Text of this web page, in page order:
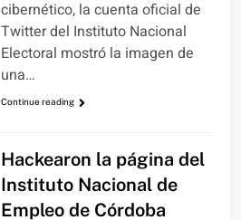
cibernético, la cuenta oficial de
Twitter del Instituto Nacional
Electoral mostró la imagen de
una…
Continue reading
Hackearon la página del
Instituto Nacional de
Empleo de Córdoba